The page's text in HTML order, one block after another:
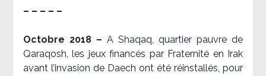
– – – – –
Octobre 2018 – A Shaqaq, quartier pauvre de
Qaraqosh, les jeux financés par Fraternité en Irak​
avant l’invasion de Daech ont été réinstallés, pour